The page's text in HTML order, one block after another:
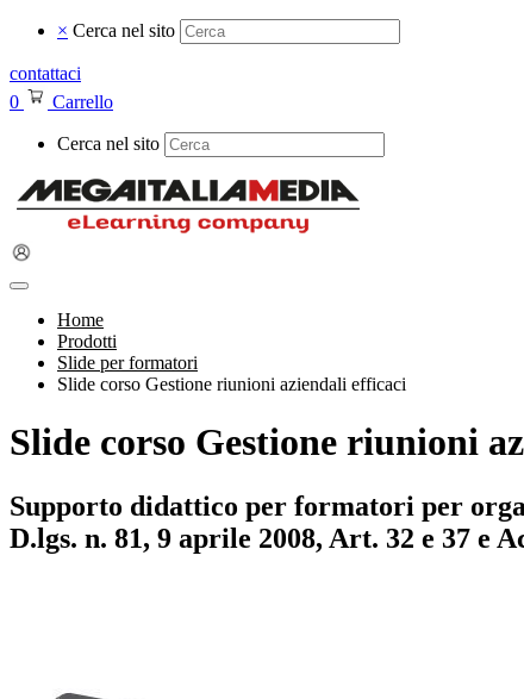
× Cerca nel sito
contattaci
0
Carrello
Cerca nel sito
Home
Prodotti
Slide per formatori
Slide corso Gestione riunioni aziendali efficaci
Slide corso Gestione riunioni
Supporto didattico per formatori per
D.lgs. n. 81, 9 aprile 2008, Art. 32 e 37 e